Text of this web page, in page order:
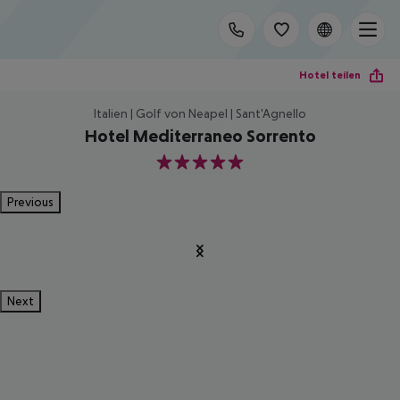
Hotel teilen
Italien | Golf von Neapel | Sant'Agnello
Hotel Mediterraneo Sorrento
5
Previous
Next